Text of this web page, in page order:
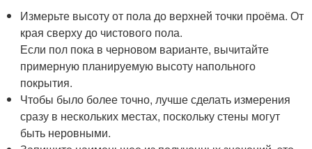
Измерьте высоту от пола до верхней точки проёма. От
края сверху до чистового пола.
Если пол пока в черновом варианте, вычитайте
примерную планируемую высоту напольного
покрытия.
Чтобы было более точно, лучше сделать измерения
сразу в нескольких местах, поскольку стены могут
быть неровными.